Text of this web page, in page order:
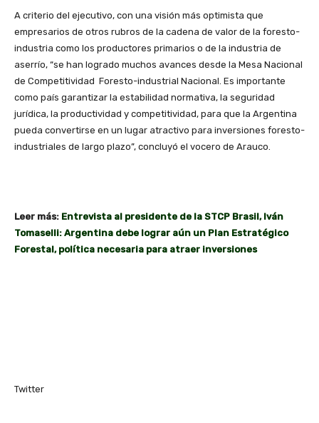
A criterio del ejecutivo, con una visión más optimista que
empresarios de otros rubros de la cadena de valor de la foresto-
industria como los productores primarios o de la industria de
aserrío, “se han logrado muchos avances desde la Mesa Nacional
de Competitividad Foresto-industrial Nacional. Es importante
como país garantizar la estabilidad normativa, la seguridad
jurídica, la productividad y competitividad, para que la Argentina
pueda convertirse en un lugar atractivo para inversiones foresto-
industriales de largo plazo”, concluyó el vocero de Arauco.
Leer más: Entrevista al presidente de la STCP Brasil, Iván
Tomaselli: Argentina debe lograr aún un Plan Estratégico
Forestal, política necesaria para atraer inversiones
Twitter